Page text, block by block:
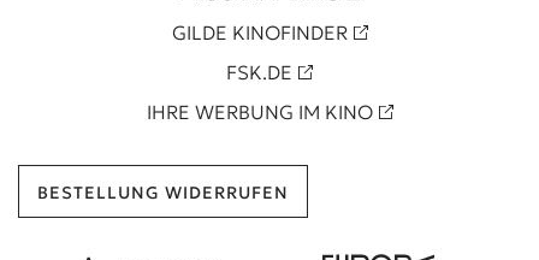
GILDE KINOFINDER
FSK.DE
IHRE WERBUNG IM KINO
BESTELLUNG WIDERRUFEN